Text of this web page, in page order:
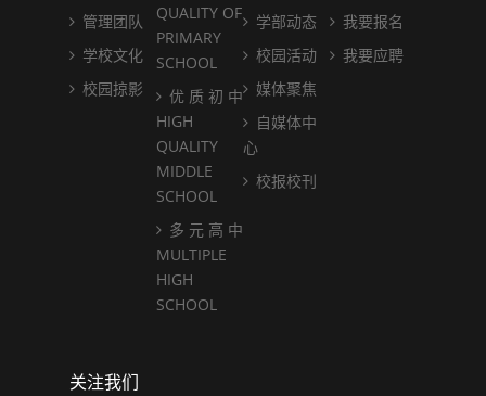
管理团队
学校文化
校园掠影
QUALITY OF
PRIMARY
SCHOOL
优 质 初 中
HIGH
QUALITY
MIDDLE
SCHOOL
多 元 高 中
MULTIPLE
HIGH
SCHOOL
学部动态
校园活动
媒体聚焦
自媒体中
心
校报校刊
我要报名
我要应聘
关注我们